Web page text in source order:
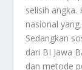
selisih angka.
nasional
Sedangkan
dari BI Jawa
dan metode